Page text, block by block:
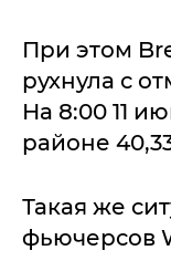
При этом
рухнула с
На 8:00 11
районе
Такая же
фьючерсов